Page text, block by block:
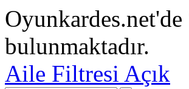
Oyunkardes.net'de
bulunmaktadır.
Aile Filtresi Açık